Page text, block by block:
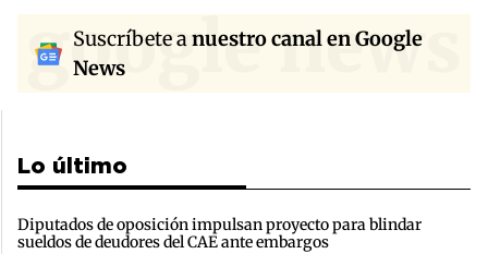
google news
Suscríbete anuestro canal en Google
News
Lo último
Diputados de oposición impulsan proyecto para blindar
sueldos de deudores del CAE ante embargos